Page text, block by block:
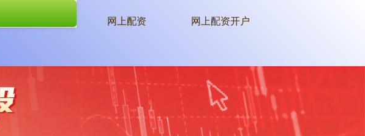
配资开户 网上配资 网上配资开户